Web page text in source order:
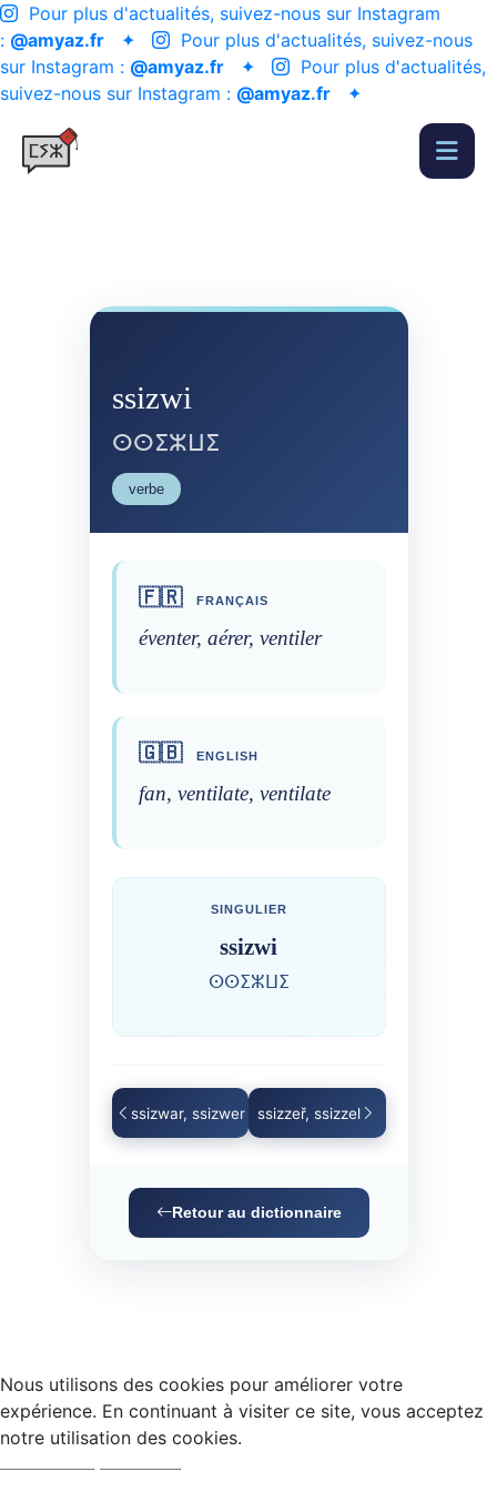
Pour plus d'actualités, suivez-nous sur Instagram
: @amyaz.fr ✦
Pour plus d'actualités, suivez-nous
sur Instagram : @amyaz.fr ✦
Pour plus d'actualités,
suivez-nous sur Instagram : @amyaz.fr ✦
ssizwi
ⵙⵙⵉⵣⵡⵉ
verbe
🇫🇷 FRANÇAIS
éventer, aérer, ventiler
🇬🇧 ENGLISH
fan, ventilate, ventilate
SINGULIER
ssizwi
ⵙⵙⵉⵣⵡⵉ
ssizwar, ssizwer ssizzeř, ssizzel
Retour au dictionnaire
Nous utilisons des cookies pour améliorer votre
expérience. En continuant à visiter ce site, vous acceptez
notre utilisation des cookies.